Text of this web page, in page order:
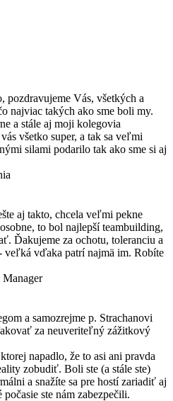
pozdravujeme Vás, všetkých a
najviac takých ako sme boli my.
a stále aj moji kolegovia
všetko super, a tak sa veľmi
silami podarilo tak ako sme si aj
aj takto, chcela veľmi pekne
to bol najlepší teambuilding,
Ďakujeme za ochotu, toleranciu a
veľká vďaka patrí najmä im. Robíte
a samozrejme p. Strachanovi
za neuveriteľný zážitkový
napadlo, že to asi ani pravda
zobudiť. Boli ste (a stále ste)
a snažíte sa pre hostí zariadiť aj
ste nám zabezpečili.